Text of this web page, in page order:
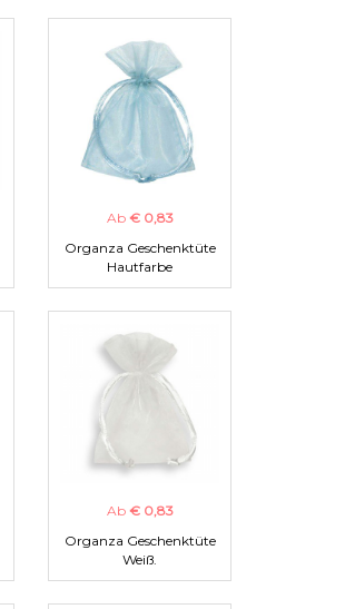
Ab € 0,83
Organza Geschenktüte
Hautfarbe
Ab € 0,83
Organza Geschenktüte
Weiß.